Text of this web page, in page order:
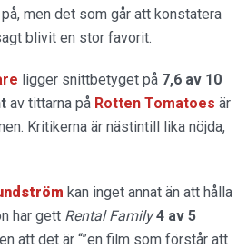
men det som går att konstatera
blivit en stor favorit.
ligger snittbetyget på 7,6 av 10
av tittarna på Rotten Tomatoes är
Kritikerna är nästintill lika nöjda,
kan inget annat än att hålla
har gett Rental Family 4 av 5
att det är “”en film som förstår att